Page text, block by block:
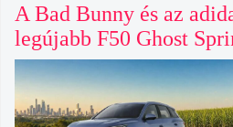
A Bad Bunny és az
legújabb F50 Ghost
cipője sötét szénszürke
fényben tűnik fel